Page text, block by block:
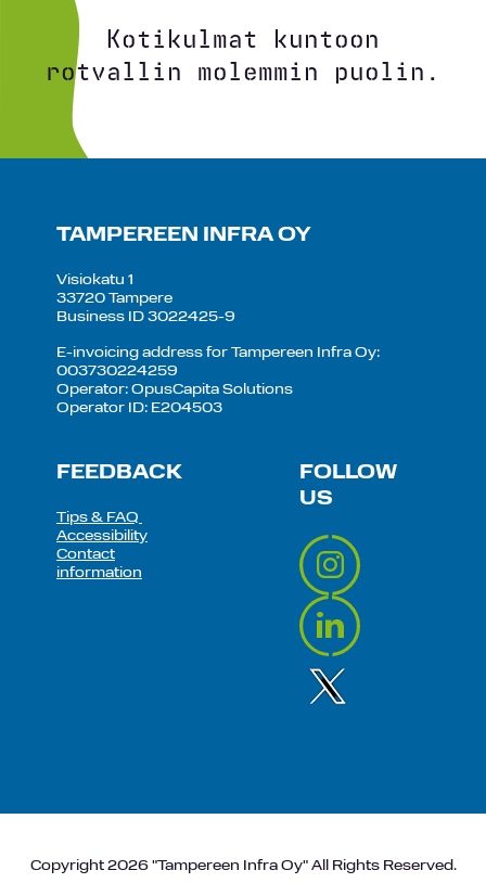
Kotikulmat kuntoon
rotvallin molemmin puolin.
TAMPEREEN INFRA OY
Visiokatu 1
33720 Tampere
Business ID 3022425-9
E-invoicing address for Tampereen Infra Oy:
003730224259
Operator: OpusCapita Solutions
Operator ID: E204503
FEEDBACK
Tips & FAQ
Accessibility
Contact
information
FOLLOW
US
Copyright 2026 "Tampereen Infra Oy" All Rights Reserved.